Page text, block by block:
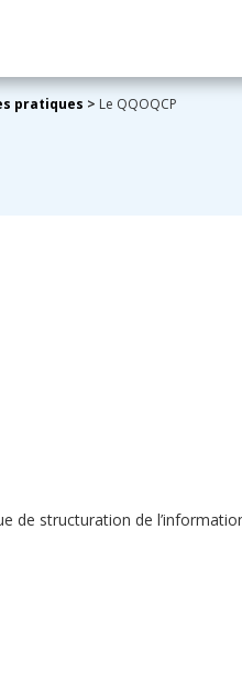
pratiques > Le QQOQCP
de structuration de